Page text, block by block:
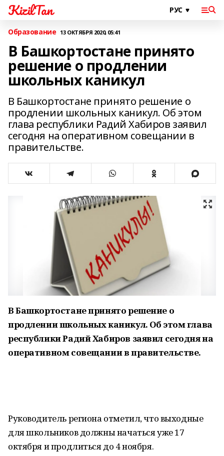
KizilTan
Образование 13 ОКТЯБРЯ 2020, 05:41
В Башкортостане принято
решение о продлении
школьных каникул
В Башкортостане принято решение о
продлении школьных каникул. Об этом
глава республики Радий Хабиров заявил
сегодня на оперативном совещании в
правительстве.
В Башкортостане принято решение о
продлении школьных каникул. Об этом глава
республики Радий Хабиров заявил сегодня на
оперативном совещании в правительстве.
Руководитель региона отметил, что выходные
для школьников должны начаться уже 17
октября и продлиться до 4 ноября.